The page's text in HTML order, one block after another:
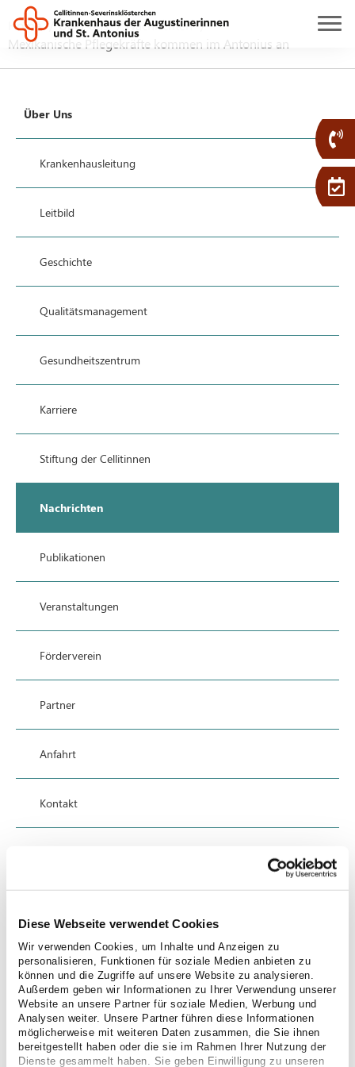
Diese Webseite verwendet Cookies
Wir verwenden Cookies, um Inhalte und Anzeigen zu
personalisieren, Funktionen für soziale Medien anbieten zu
können und die Zugriffe auf unsere Website zu analysieren.
Außerdem geben wir Informationen zu Ihrer Verwendung unserer
Website an unsere Partner für soziale Medien, Werbung und
Analysen weiter. Unsere Partner führen diese Informationen
möglicherweise mit weiteren Daten zusammen, die Sie ihnen
bereitgestellt haben oder die sie im Rahmen Ihrer Nutzung der
Dienste gesammelt haben. Sie geben Einwilligung zu unseren
Home Über uns
Nachrichten
Mexikanische Pflegekräfte kommen im Antonius an
Über Uns
Krankenhausleitung
Leitbild
Geschichte
Qualitätsmanagement
Gesundheitszentrum
Karriere
Stiftung der Cellitinnen
Nachrichten
Publikationen
Veranstaltungen
Förderverein
Partner
Anfahrt
Kontakt
Mexikanische Pflegekräfte
kommen im Antonius an
Unterstützung für Pflege-Teams
09/28/2022
Die Pflege-Teams im St. Antonius Krankenhaus